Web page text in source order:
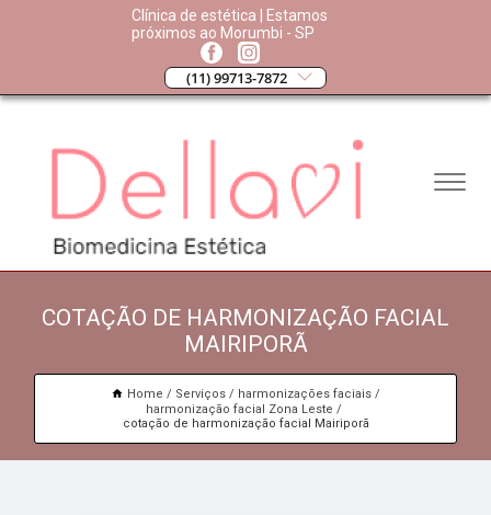
Clínica de estética | Estamos
próximos ao Morumbi - SP
(11) 99713-7872
COTAÇÃO DE HARMONIZAÇÃO FACIAL
MAIRIPORÃ
Home Serviços
harmonizações faciais
harmonização facial Zona Leste
cotação de harmonização facial Mairiporã